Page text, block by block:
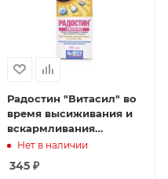
Радостин "Витасил" во
время высиживания и
вскармливания
птенцов для птиц
Нет в наличии
345₽